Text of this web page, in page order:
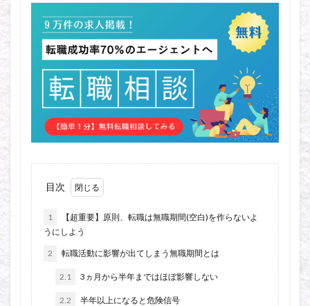
目次
1
【超重要】原則、転職は無職期間(空白)を作らないよ
うにしよう
2 転職活動に影響が出てしまう無職期間とは
2.1 3ヵ月から半年まではほぼ影響しない
2.2 半年以上になると危険信号